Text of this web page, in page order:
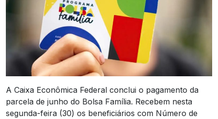
A Caixa Econômica Federal conclui o pagamento da
parcela de junho do Bolsa Família. Recebem nesta
segunda-feira (30) os beneficiários com Número de